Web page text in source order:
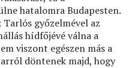
hatalomra Budapesten.
győzelmével az
hídfőjévé válna a
viszont egészen más a
döntenek majd, hogy